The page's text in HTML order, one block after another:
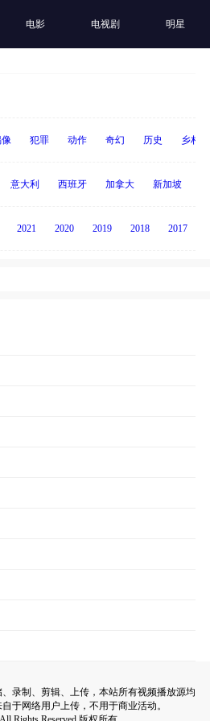
电影 电视剧 明星
犯罪 动作 奇幻 历史 乡村
意大利 西班牙 加拿大 新加坡
2021 2020 2019 2018 2017
录制、剪辑、上传，本站所有视频播放源均
于网络用户上传，不用于商业活动。